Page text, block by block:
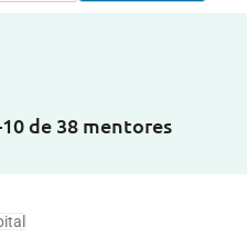
de 38 mentores